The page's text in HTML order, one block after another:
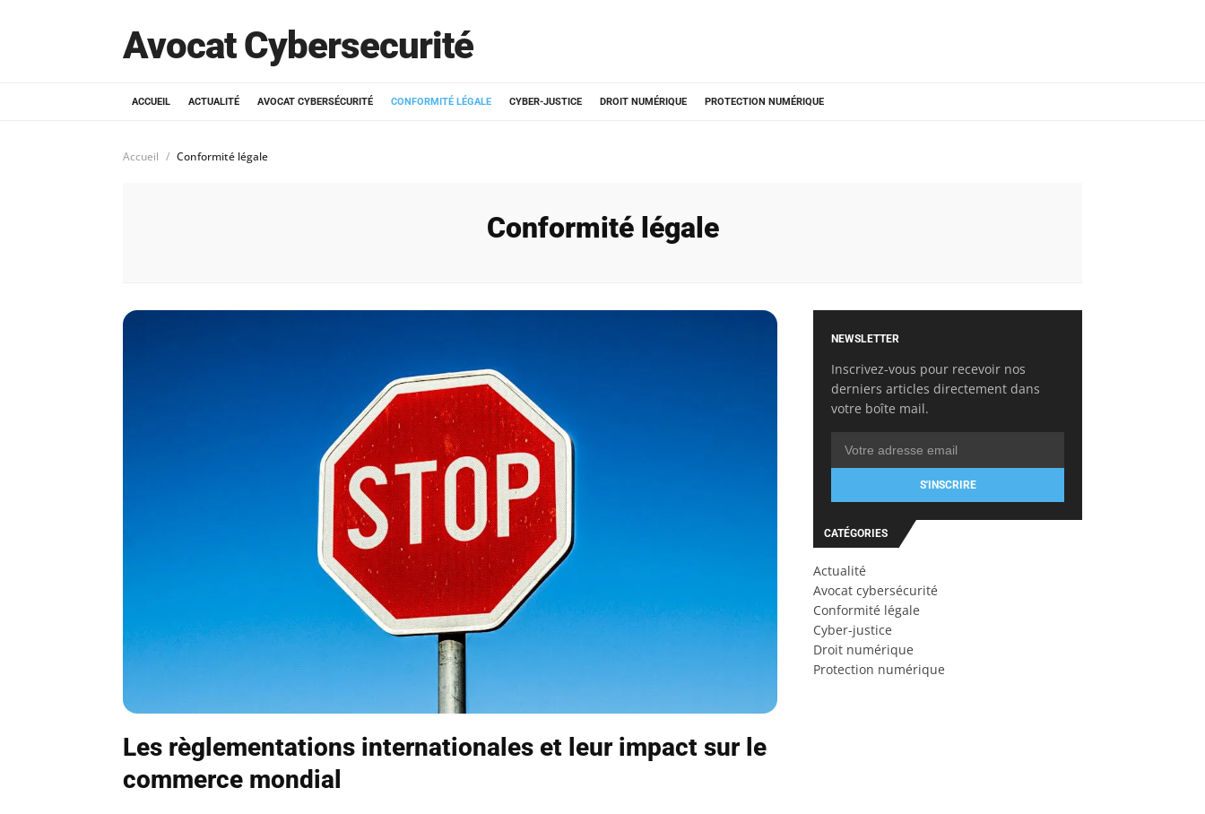
Avocat Cybersecurité
ACCUEIL ACTUALITÉ AVOCAT CYBERSÉCURITÉ CONFORMITÉ LÉGALE CYBER-JUSTICE DROIT NUMÉRIQUE PROTECTION NUMÉRIQUE
Accueil Conformité légale
Conformité légale
Les règlementations internationales et leur impact sur le
commerce mondial
NEWSLETTER
Inscrivez-vous pour recevoir nos
derniers articles directement dans
votre boîte mail.
S'INSCRIRE
CATÉGORIES
Actualité
Avocat cybersécurité
Conformité légale
Cyber-justice
Droit numérique
Protection numérique